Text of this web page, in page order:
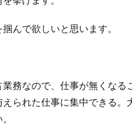
んで欲しいと思います。
務なので、仕事が無くなる
られた仕事に集中できる。